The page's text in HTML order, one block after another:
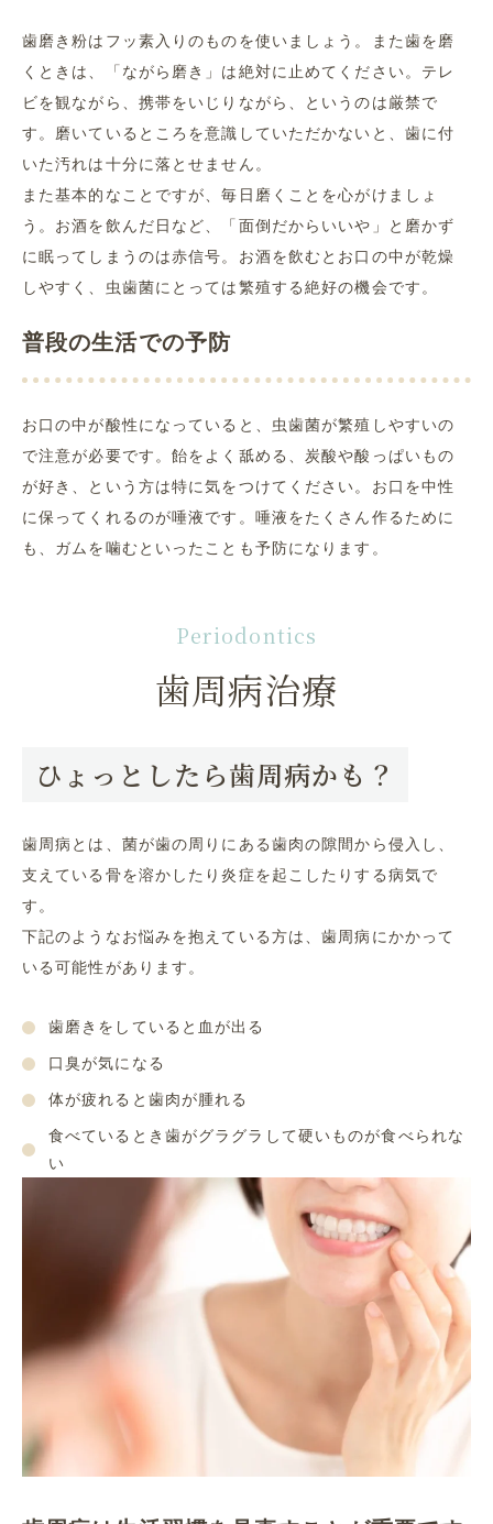
歯磨き粉はフッ素入りのものを使いましょう。また歯を磨
くときは、「ながら磨き」は絶対に止めてください。テレ
ビを観ながら、携帯をいじりながら、というのは厳禁で
す。磨いているところを意識していただかないと、歯に付
いた汚れは十分に落とせません。
また基本的なことですが、毎日磨くことを心がけましょ
う。お酒を飲んだ日など、「面倒だからいいや」と磨かず
に眠ってしまうのは赤信号。お酒を飲むとお口の中が乾燥
しやすく、虫歯菌にとっては繁殖する絶好の機会です。
普段の生活での予防
お口の中が酸性になっていると、虫歯菌が繁殖しやすいの
で注意が必要です。飴をよく舐める、炭酸や酸っぱいもの
が好き、という方は特に気をつけてください。お口を中性
に保ってくれるのが唾液です。唾液をたくさん作るために
も、ガムを噛むといったことも予防になります。
Periodontics
歯周病治療
ひょっとしたら歯周病かも？
歯周病とは、菌が歯の周りにある歯肉の隙間から侵入し、
支えている骨を溶かしたり炎症を起こしたりする病気で
す。
下記のようなお悩みを抱えている方は、歯周病にかかって
いる可能性があります。
歯磨きをしていると血が出る
口臭が気になる
体が疲れると歯肉が腫れる
食べているとき歯がグラグラして硬いものが食べられな
い